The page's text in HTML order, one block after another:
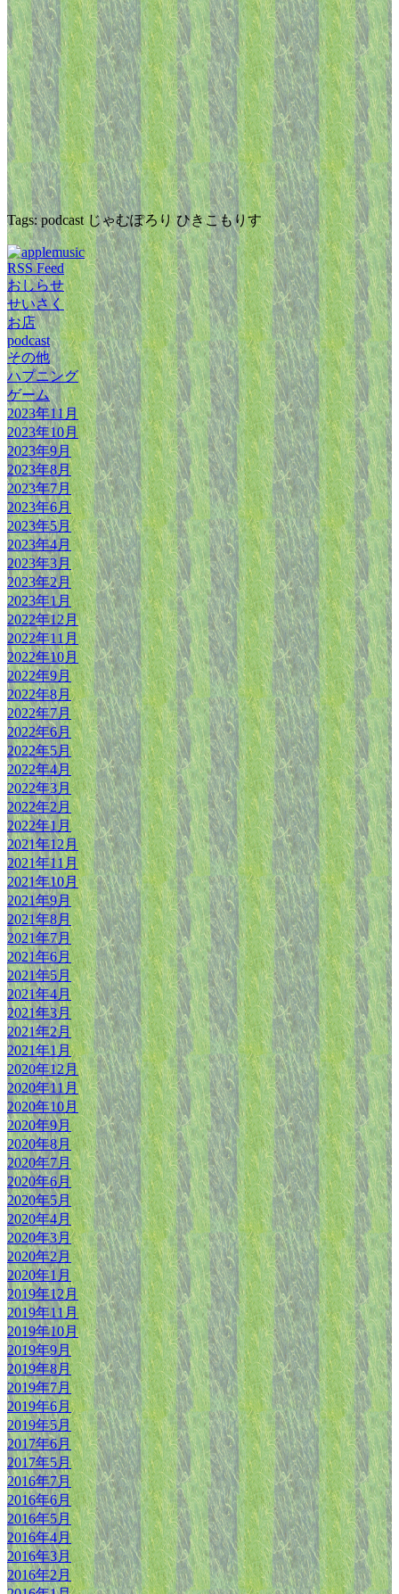
Tags: podcast じゃむぽろり ひきこもりす
RSS Feed
おしらせ
せいさく
お店
podcast
その他
ハプニング
ゲーム
2023年11月
2023年10月
2023年9月
2023年8月
2023年7月
2023年6月
2023年5月
2023年4月
2023年3月
2023年2月
2023年1月
2022年12月
2022年11月
2022年10月
2022年9月
2022年8月
2022年7月
2022年6月
2022年5月
2022年4月
2022年3月
2022年2月
2022年1月
2021年12月
2021年11月
2021年10月
2021年9月
2021年8月
2021年7月
2021年6月
2021年5月
2021年4月
2021年3月
2021年2月
2021年1月
2020年12月
2020年11月
2020年10月
2020年9月
2020年8月
2020年7月
2020年6月
2020年5月
2020年4月
2020年3月
2020年2月
2020年1月
2019年12月
2019年11月
2019年10月
2019年9月
2019年8月
2019年7月
2019年6月
2019年5月
2017年6月
2017年5月
2016年7月
2016年6月
2016年5月
2016年4月
2016年3月
2016年2月